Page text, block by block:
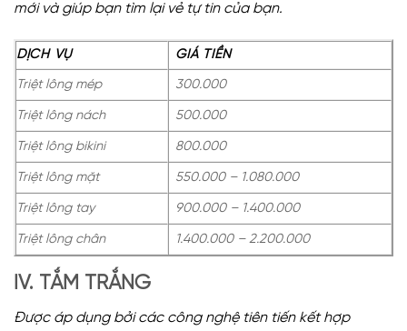
mới và giúp bạn tìm lại vẻ tự tin của bạn.
DỊCH VỤ GIÁ TIỀN
Triệt lông mép 300.000
Triệt lông nách 500.000
Triệt lông bikini 800.000
Triệt lông mặt 550.000 – 1.080.000
Triệt lông tay 900.000 – 1.400.000
Triệt lông chân 1.400.000 – 2.200.000
IV. TẮM TRẮNG
Được áp dụng bởi các công nghệ tiên tiến kết hợp